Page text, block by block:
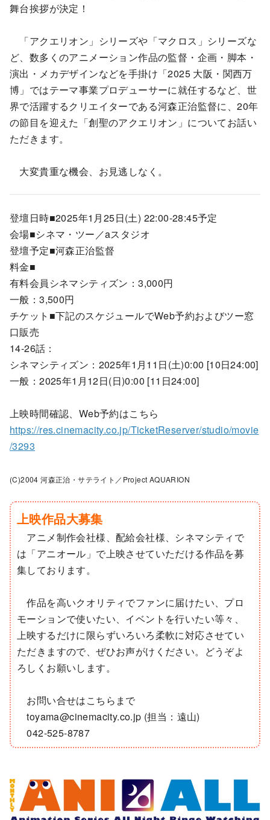
舞台挨拶が決定！
「アクエリオン」シリーズや「マクロス」シリーズな
ど、数多くのアニメーション作品の監督・企画・脚本・
演出・メカデザインなどを手掛け「2025 大阪・関西万
博」ではテーマ事業プロデューサーに就任するなど、世
界で活躍するクリエイターである河森正治監督に、20年
の節目を迎えた「創聖のアクエリオン」についてお話い
ただきます。
大変貴重な機会、お見逃しなく。
登壇日時■2025年1月25日(土) 22:00-28:45予定
会場■シネマ・ツー／aスタジオ
登壇予定■河森正治監督
料金■
有料会員シネマシティズン：3,000円
一般：3,500円
チケット■下記のスケジュールでWeb予約およびツー窓
口販売
14-26話：
シネマシティズン：2025年1月11日(土)0:00 [10日24:00]
一般：2025年1月12日(日)0:00 [11日24:00]
上映時間確認、Web予約はこちら
https://res.cinemacity.co.jp/TicketReserver/studio/movie
/3293
(C)2004 河森正治・サテライト／Project AQUARION
上映作品大募集
アニメ制作会社様、配給会社様、シネマシティで
は「アニオール」で上映させていただける作品を募
集しております。
作品を高いクオリティでファンに届けたい、プロ
モーションで使いたい、イベントを行いたい等々、
上映するだけに限らずいろいろ柔軟に対応させてい
ただきますので、ぜひお声がけください。どうぞよ
ろしくお願いします。
お問い合せはこちらまで
toyama@cinemacity.co.jp (担当：遠山)
042-525-8787